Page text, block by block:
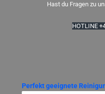
Hast du Fragen zu
HOTLINE
Produktgalerie überspringen
Perfekt geeignete